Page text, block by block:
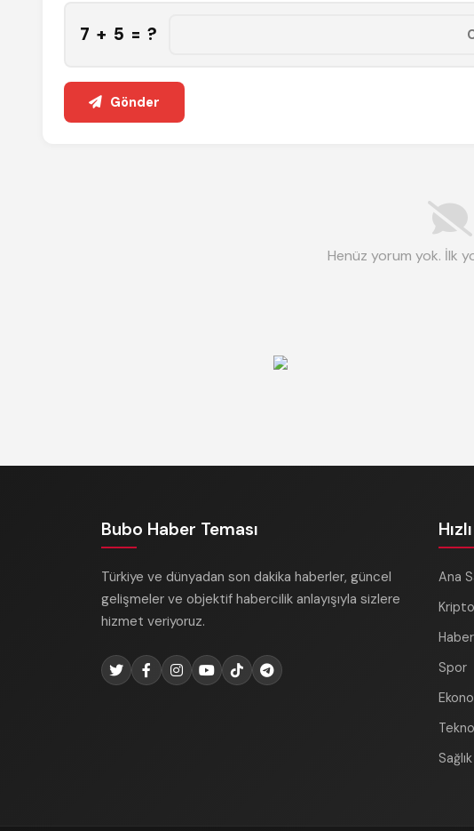
7 + 5 = ?
Gönder
Henüz yorum yok. İlk
Bubo Haber Teması
Türkiye ve dünyadan son dakika haberler, güncel
gelişmeler ve objektif habercilik anlayışıyla sizlere
hizmet veriyoruz.
Ana
Spor
Sağlık